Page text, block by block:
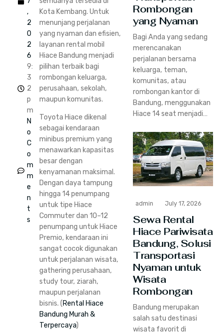
,
2
0
2
6
9:
3
2
p
m
N
o
C
o
m
m
e
n
t
s
Kota Kembang. Untuk
menunjang perjalanan
yang nyaman dan efisien,
layanan rental mobil
Hiace Bandung menjadi
pilihan terbaik bagi
rombongan keluarga,
perusahaan, sekolah,
maupun komunitas.
Toyota Hiace dikenal
sebagai kendaraan
minibus premium yang
menawarkan kapasitas
besar dengan
kenyamanan maksimal.
Dengan daya tampung
hingga 14 penumpang
untuk tipe Hiace
Commuter dan 10–12
penumpang untuk Hiace
Premio, kendaraan ini
sangat cocok digunakan
untuk perjalanan wisata,
gathering perusahaan,
study tour, ziarah,
maupun perjalanan
bisnis. (Rental Hiace
Bandung Murah &
Terpercaya)
Rombongan
yang Nyaman
Bagi Anda yang sedang
merencanakan
perjalanan bersama
keluarga, teman,
komunitas, atau
rombongan kantor di
Bandung, menggunakan
Hiace 14 seat menjadi…
admin July 17, 2026
Sewa Rental
Hiace Pariwisata
Bandung, Solusi
Transportasi
Nyaman untuk
Wisata
Rombongan
Bandung merupakan
salah satu destinasi
wisata favorit di